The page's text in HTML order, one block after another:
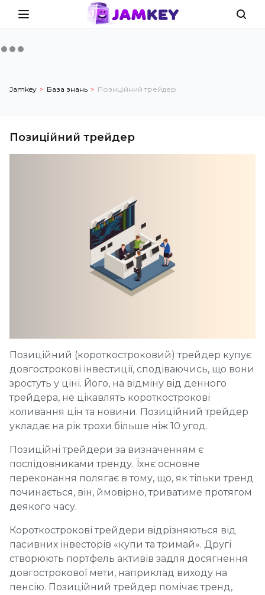
Jamkey База знань Позиційний трейдер
Позиційний трейдер
Позиційний (короткостроковий) трейдер купує
довгострокові інвестиції, сподіваючись, що вони
зростуть у ціні. Його, на відміну від денного
трейдера, не цікавлять короткострокові
коливання цін та новини. Позиційний трейдер
укладає на рік трохи більше ніж 10 угод.
Позиційні трейдери за визначенням є
послідовниками тренду. Їхнє основне
переконання полягає в тому, що, як тільки тренд
починається, він, ймовірно, триватиме протягом
деякого часу.
Короткострокові трейдери відрізняються від
пасивних інвесторів «купи та тримай». Другі
створюють портфель активів задля досягнення
довгострокової мети, наприклад виходу на
пенсію. Позиційний трейдер помічає тренд,